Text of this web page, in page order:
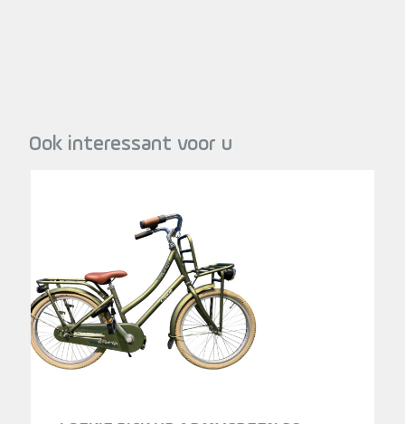
Ook interessant voor u